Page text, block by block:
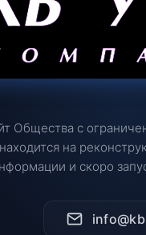
Общества с
на
и скоро